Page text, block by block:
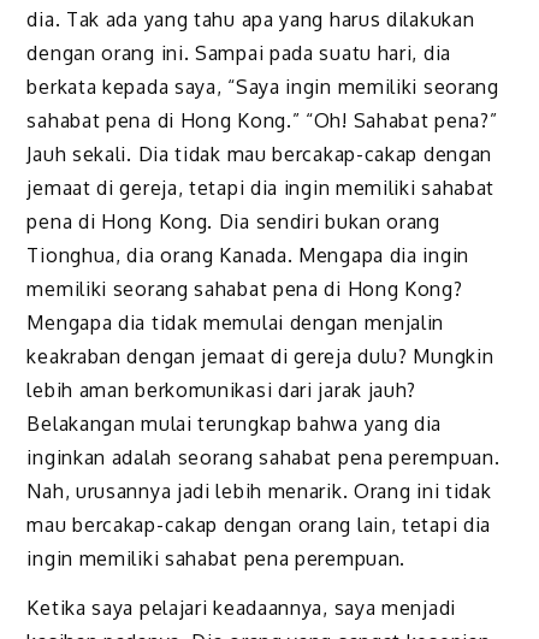
dia. Tak ada yang tahu apa yang harus dilakukan
dengan orang ini. Sampai pada suatu hari, dia
berkata kepada saya, “Saya ingin memiliki seorang
sahabat pena di Hong Kong.” “Oh! Sahabat pena?”
Jauh sekali. Dia tidak mau bercakap-cakap dengan
jemaat di gereja, tetapi dia ingin memiliki sahabat
pena di Hong Kong. Dia sendiri bukan orang
Tionghua, dia orang Kanada. Mengapa dia ingin
memiliki seorang sahabat pena di Hong Kong?
Mengapa dia tidak memulai dengan menjalin
keakraban dengan jemaat di gereja dulu? Mungkin
lebih aman berkomunikasi dari jarak jauh?
Belakangan mulai terungkap bahwa yang dia
inginkan adalah seorang sahabat pena perempuan.
Nah, urusannya jadi lebih menarik. Orang ini tidak
mau bercakap-cakap dengan orang lain, tetapi dia
ingin memiliki sahabat pena perempuan.
Ketika saya pelajari keadaannya, saya menjadi